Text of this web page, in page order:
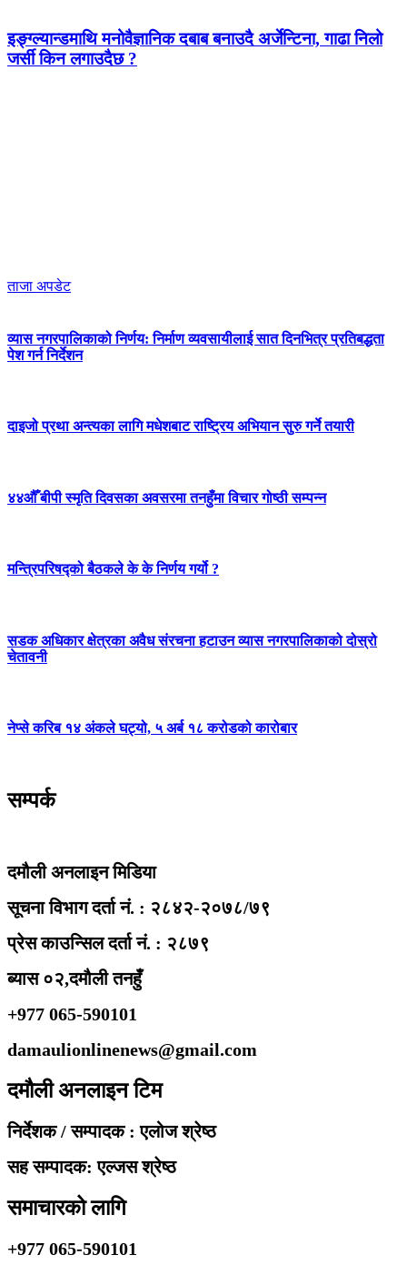
इङ्ग्ल्यान्डमाथि मनोवैज्ञानिक दबाब बनाउदै अर्जेन्टिना, गाढा निलो
जर्सी किन लगाउदैछ ?
ताजा अपडेट
व्यास नगरपालिकाको निर्णय: निर्माण व्यवसायीलाई सात दिनभित्र प्रतिबद्धता
पेश गर्न निर्देशन
दाइजो प्रथा अन्त्यका लागि मधेशबाट राष्ट्रिय अभियान सुरु गर्ने तयारी
४४औँ बीपी स्मृति दिवसका अवसरमा तनहुँमा विचार गोष्ठी सम्पन्न
मन्त्रिपरिषद्को बैठकले के के निर्णय गर्यो ?
सडक अधिकार क्षेत्रका अवैध संरचना हटाउन व्यास नगरपालिकाको दोस्रो
चेतावनी
नेप्से करिब १४ अंकले घट्यो, ५ अर्ब १८ करोडको कारोबार
सम्पर्क
दमौली अनलाइन मिडिया
सूचना विभाग दर्ता नं. : २८४२-२०७८/७९
प्रेस काउन्सिल दर्ता नं. : २८७९
ब्यास ०२,दमौली तनहुँ
+977 065-590101
damaulionlinenews@gmail.com
दमौली अनलाइन टिम
निर्देशक / सम्पादक : एलोज श्रेष्ठ
सह सम्पादक: एल्जस श्रेष्ठ
समाचारको लागि
+977 065-590101